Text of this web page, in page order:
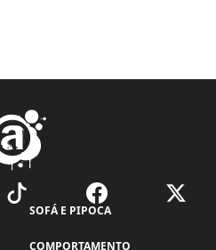
SOFÁ E PIPOCA
COMPORTAMENTO